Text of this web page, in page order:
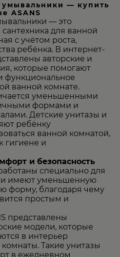
— купить
ASANS
— это
для ванной
с учётом роста,
ребёнка. В интернет-
авторские и
которые помогают
функциональное
ванной комнате.
уменьшенными
формами и
Детские унитазы и
ребёнку
ванной комнатой,
гигиене и
и безопасность
специально для
имеют уменьшенную
форму, благодаря чему
простым и
представлены
модели, которые
в интерьер
Такие унитазы
в ежедневном